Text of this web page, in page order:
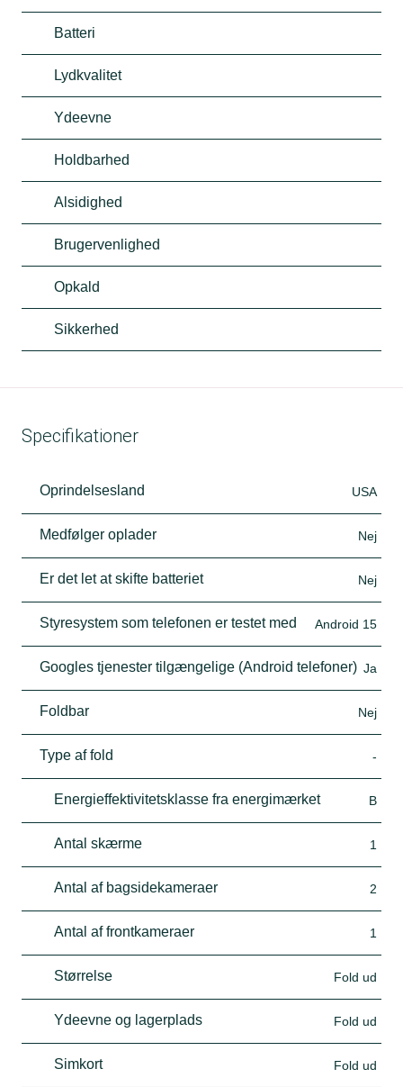
Batteri
Lydkvalitet
Ydeevne
Holdbarhed
Alsidighed
Brugervenlighed
Opkald
Sikkerhed
Specifikationer
Oprindelsesland USA
Medfølger oplader Nej
Er det let at skifte batteriet Nej
Styresystem som telefonen er testet med Android 15
Googles tjenester tilgængelige (Android telefoner) Ja
Foldbar Nej
Type af fold -
Energieffektivitetsklasse fra energimærket B
Antal skærme 1
Antal af bagsidekameraer 2
Antal af frontkameraer 1
Størrelse Fold ud
Ydeevne og lagerplads Fold ud
Simkort Fold ud